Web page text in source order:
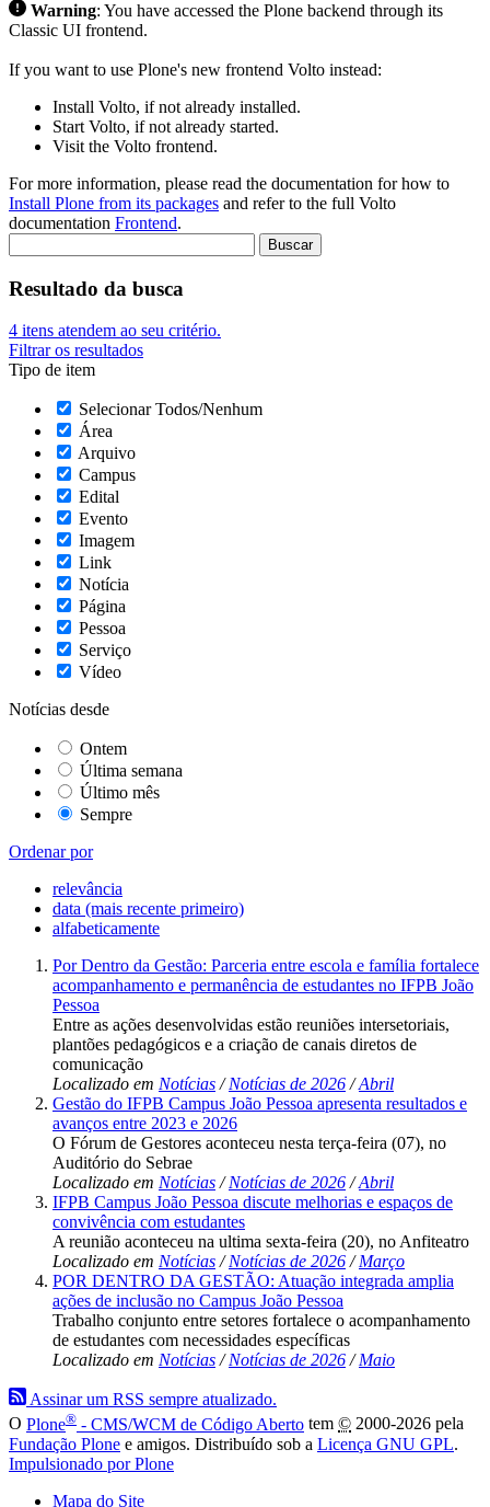
Warning: You have accessed the Plone backend through its
Classic UI frontend.
If you want to use Plone's new frontend Volto instead:
Install Volto, if not already installed.
Start Volto, if not already started.
Visit the Volto frontend.
For more information, please read the documentation for how to
Install Plone from its packages and refer to the full Volto
documentation Frontend.
Resultado da busca
4 itens atendem ao seu critério.
Filtrar os resultados
Tipo de item
Selecionar Todos/Nenhum
Área
Arquivo
Campus
Edital
Evento
Imagem
Link
Notícia
Página
Pessoa
Serviço
Vídeo
Notícias desde
Ontem
Última semana
Último mês
Sempre
Ordenar por
relevância
data (mais recente primeiro)
alfabeticamente
Por Dentro da Gestão: Parceria entre escola e família fortalece
acompanhamento e permanência de estudantes no IFPB João
Pessoa
Entre as ações desenvolvidas estão reuniões intersetoriais,
plantões pedagógicos e a criação de canais diretos de
comunicação
Localizado em Notícias /Notícias de 2026 /Abril
Gestão do IFPB Campus João Pessoa apresenta resultados e
avanços entre 2023 e 2026
O Fórum de Gestores aconteceu nesta terça-feira (07), no
Auditório do Sebrae
Localizado em Notícias /Notícias de 2026 /Abril
IFPB Campus João Pessoa discute melhorias e espaços de
convivência com estudantes
A reunião aconteceu na ultima sexta-feira (20), no Anfiteatro
Localizado em Notícias /Notícias de 2026 /Março
POR DENTRO DA GESTÃO: Atuação integrada amplia
ações de inclusão no Campus João Pessoa
Trabalho conjunto entre setores fortalece o acompanhamento
de estudantes com necessidades específicas
Localizado em Notícias /Notícias de 2026 /Maio
Assinar um RSS sempre atualizado.
O Plone® - CMS/WCM de Código Aberto tem © 2000-2026 pela
Fundação Plone e amigos. Distribuído sob a Licença GNU GPL.
Impulsionado por Plone
Mapa do Site